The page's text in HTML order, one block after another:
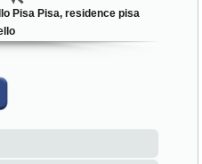
Pisa Pisa, residence pisa